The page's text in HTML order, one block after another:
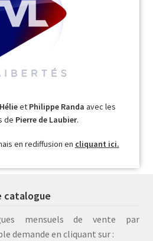
et Philippe Randa avec les
de Pierre de Laubier.
en rediffusion en cliquant ici.
catalogue
mensuels de vente par
demande en cliquant sur :